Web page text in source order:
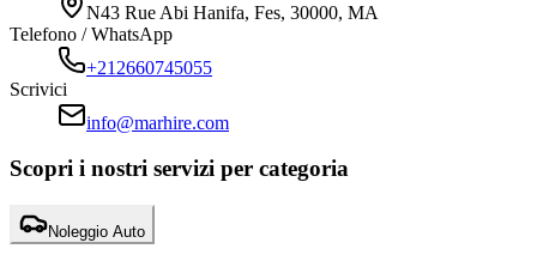
N43 Rue Abi Hanifa, Fes, 30000, MA
Telefono / WhatsApp
+212660745055
Scrivici
info@marhire.com
Scopri i nostri servizi per categoria
Noleggio Auto